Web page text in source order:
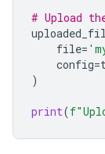
# Upload
file=
config=
)
print(f